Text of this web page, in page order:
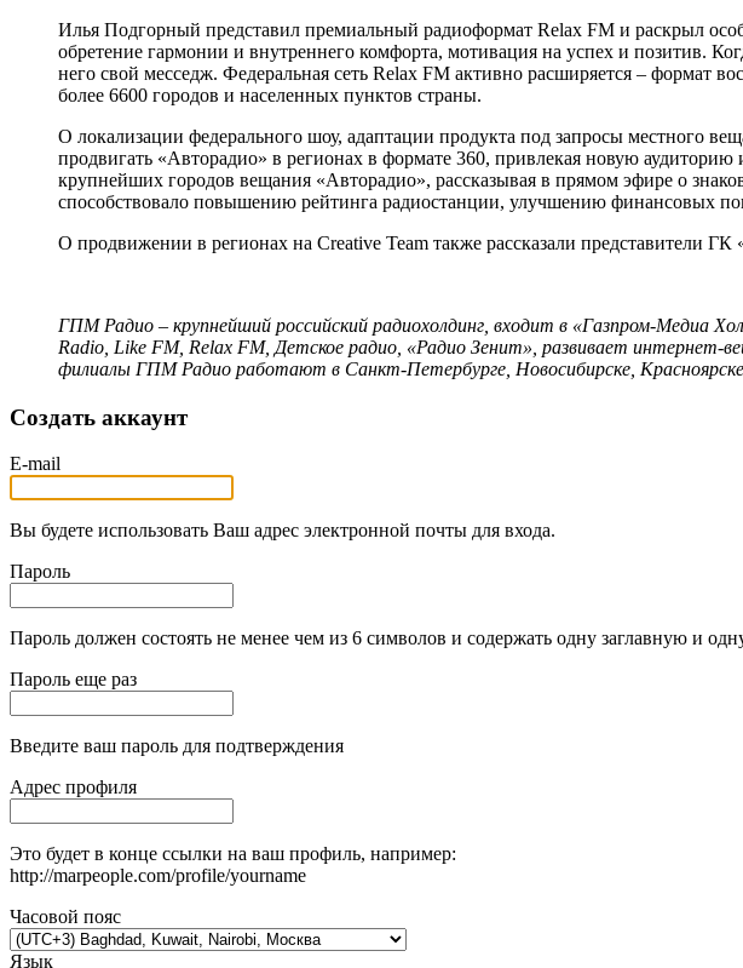
Илья Подгорный представил премиальный радиоформат Relax FM и раскрыл
обретение гармонии и внутреннего комфорта, мотивация на успех и позитив.
него свой месседж. Федеральная сеть Relax FM активно расширяется – формат
более 6600 городов и населенных пунктов страны.
О локализации федерального шоу, адаптации продукта под запросы местного
продвигать «Авторадио» в регионах в формате 360, привлекая новую
крупнейших городов вещания «Авторадио», рассказывая в прямом эфире о
способствовало повышению рейтинга радиостанции, улучшению финансовых
О продвижении в регионах на Creative Team также рассказали
ГПМ Радио – крупнейший российский радиохолдинг, входит в «Газпром-Медиа
Radio, Like FM, Relax FM, Детское радио, «Радио Зенит», развивает интернет-
филиалы ГПМ Радио работают в Санкт-Петербурге, Новосибирске,
Создать аккаунт
E-mail
Вы будете использовать Ваш адрес электронной почты для входа.
Пароль
Пароль должен состоять не менее чем из 6 символов и содержать одну заглавную и
Пароль еще раз
Введите ваш пароль для подтверждения
Адрес профиля
Это будет в конце ссылки на ваш профиль, например:
http://marpeople.com/profile/yourname
Часовой пояс
Язык